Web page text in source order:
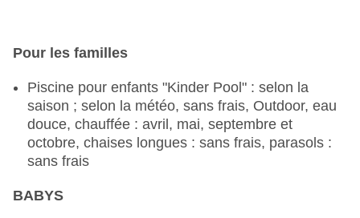
enfant
Restaurant gastronomique "Roofgarden
"Horizon"" : Cuisine : grecque, internationale,
méditerranéenne, à la carte, choix de menu,
Dinearound, demande & réservation nécessaire,
payant, 17:30 - 00:30, tenue appropriée
Bars & plus : 2
Pour les familles
Piscine pour enfants "Kinder Pool" : selon la
saison ; selon la météo, sans frais, Outdoor, eau
douce, chauffée : avril, mai, septembre et
octobre, chaises longues : sans frais, parasols :
sans frais
BABYS